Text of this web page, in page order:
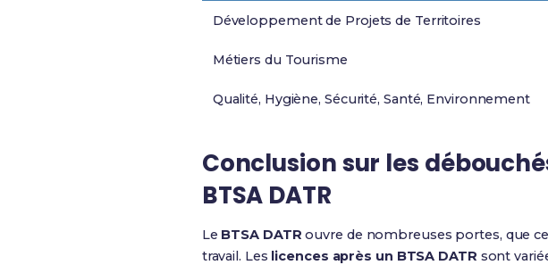
Développement de Projets de Territoires
Métiers du Tourisme
Qualité, Hygiène, Sécurité, Santé, Environnement
Conclusion sur les
BTSA DATR
Le BTSA DATR ouvre de nombreuses portes, que
travail. Les licences après un BTSA DATR sont